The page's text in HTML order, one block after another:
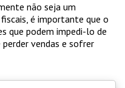
não seja um
é importante que o
que podem impedi-lo de
vendas e sofrer